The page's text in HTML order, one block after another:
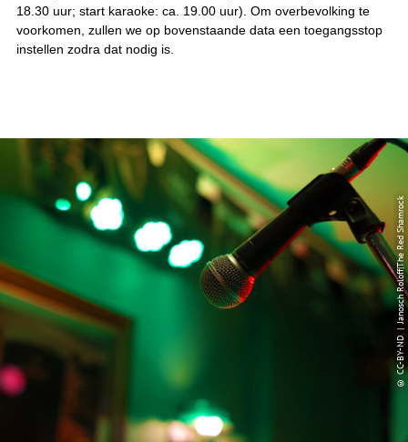
18.30 uur; start karaoke: ca. 19.00 uur). Om overbevolking te
voorkomen, zullen we op bovenstaande data een toegangsstop
instellen zodra dat nodig is.
© CC-BY-ND | Janosch Roloff|The Red Shamrock